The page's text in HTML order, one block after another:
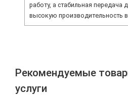
работу, а стабильная передача
высокую производительность
Рекомендуемые
услуги